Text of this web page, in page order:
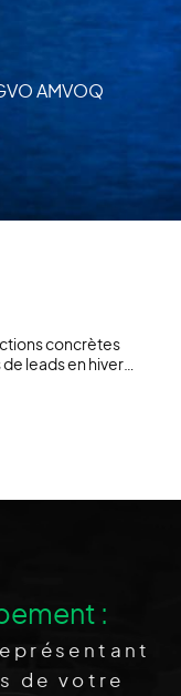
AMVOQ
concrètes
leads en hiver
:
de votre